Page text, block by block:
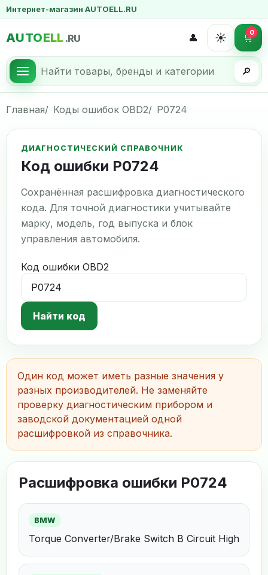
Интернет-магазин AUTOELL.RU
AUTOELL .RU
🔎
👤 ☀️ 🛒0
Главная Коды ошибок OBD2 P0724
ДИАГНОСТИЧЕСКИЙ СПРАВОЧНИК
Код ошибки P0724
Сохранённая расшифровка диагностического
кода. Для точной диагностики учитывайте
марку, модель, год выпуска и блок
управления автомобиля.
Код ошибки OBD2
Найти код
Один код может иметь разные значения у
разных производителей. Не заменяйте
проверку диагностическим прибором и
заводской документацией одной
расшифровкой из справочника.
Расшифровка ошибки P0724
BMW
Torque Converter/Brake Switch B Circuit High